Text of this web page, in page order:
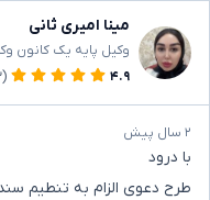
مینا امیری ثانی
وکیل پایه یک کانون
۴.۹
(۲۵۳)
۲ سال پیش
با درود
طرح دعوی الزام به تنطیم